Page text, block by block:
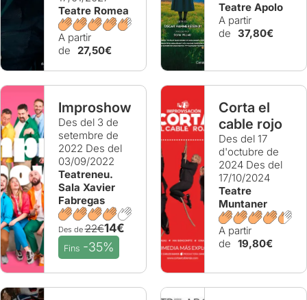
Teatre Romea
A partir
de
27,50€
Teatre Apolo
A partir
de 37,80€
Improshow
Des del 3 de
setembre de
2022 Des del
03/09/2022
Teatreneu.
Sala Xavier
Fabregas
Des de22€14€
Fins -35%
Corta el
cable rojo
Des del 17
d'octubre de
2024 Des del
17/10/2024
Teatre
Muntaner
A partir
de 19,80€